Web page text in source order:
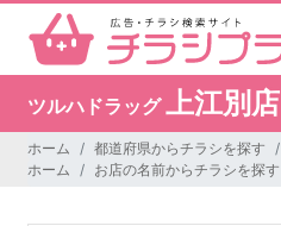
ツルハドラッグ上江別店
ホーム 都道府県からチラシを探す
ホーム
お店の名前からチラシを探す